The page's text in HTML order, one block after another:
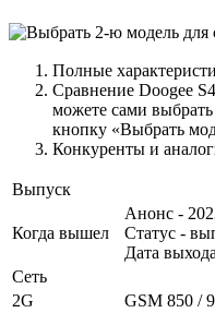
Полные
Сравнение Doogee
можете сами
кнопку «Выбрать
Конкуренты и
Выпуск
Когда вышел
Анонс -
Статус -
Дата
Сеть
2G
GSM 850 /